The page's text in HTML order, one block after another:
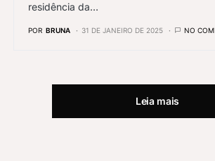
residência da…
POR BRUNA 31 DE JANEIRO DE 2025 NO
Leia mais